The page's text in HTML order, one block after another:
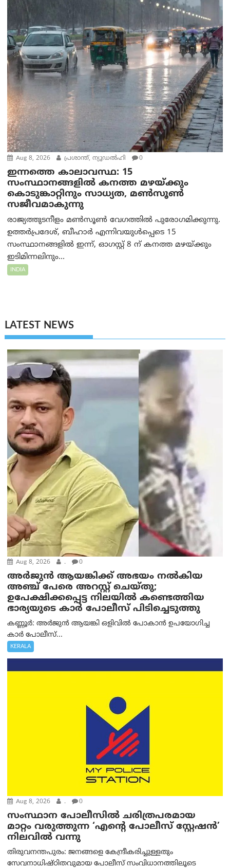
Aug 8, 2026 പ്രശാന്ത്, ന്യൂഡല്‍ഹി 0
ഇന്നത്തെ കാലാവസ്ഥ: 15
സംസ്ഥാനങ്ങളിൽ കനത്ത മഴയ്ക്കും
കൊടുങ്കാറ്റിനും സാധ്യത, മൺസൂൺ
സജീവമാകുന്നു
രാജ്യത്തുടനീളം മൺസൂൺ വേഗത്തിൽ പുരോഗമിക്കുന്നു.
ഉത്തർപ്രദേശ്, ബീഹാർ എന്നിവയുൾപ്പെടെ 15
സംസ്ഥാനങ്ങളിൽ ഇന്ന്, ഓഗസ്റ്റ് 8 ന് കനത്ത മഴയ്ക്കും
ഇടിമിന്നലിനും...
INDIA
LATEST NEWS
Aug 8, 2026 . 0
അര്‍ജുന്‍ ആയങ്കിക്ക് അഭയം നല്‍കിയ
അഞ്ച് പേരെ അറസ്റ്റ് ചെയ്തു;
ഉപേക്ഷിക്കപ്പെട്ട നിലയില്‍ കണ്ടെത്തിയ
ഭാര്യയുടെ കാര്‍ പോലീസ് പിടിച്ചെടുത്തു
കണ്ണൂർ: അർജുൻ ആയങ്കി ഒളിവിൽ പോകാൻ ഉപയോഗിച്ച
കാർ പോലീസ്...
KERALA
Aug 8, 2026 . 0
സംസ്ഥാന പോലീസിൽ ചരിത്രപരമായ
മാറ്റം വരുത്തുന്ന ‘എന്റെ പോലീസ് സ്റ്റേഷൻ’
നിലവില്‍ വന്നു
തിരുവനന്തപുരം: ജനങ്ങളെ കേന്ദ്രീകരിച്ചുള്ളതും
സേവനാധിഷ്ഠിതവുമായ പോലീസ് സംവിധാനത്തിലൂടെ